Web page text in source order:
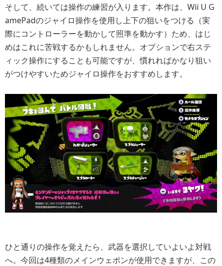
そして、続いては操作の練習が入ります。本作は、Wii U G
amePadのジャイロ操作を使用し上下の狙いをつける（実
際にコントローラーを動かして照準を動かす）ため、はじ
めはこれに苦戦するかもしれません。オプションで右ステ
ィック操作にすることも可能ですが、慣れればかなり狙い
がつけやすいためジャイロ操作をおすすめします。
ひと通りの操作を覚えたら、武器を選択していよいよ対戦
へ。今回は4種類のメインウェポンが使用できますが、この